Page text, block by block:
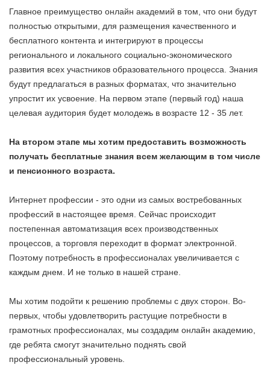
Главное преимущество онлайн академий в том, что они будут
полностью открытыми, для размещения качественного и
бесплатного контента и интегрируют в процессы
регионального и локального социально-экономического
развития всех участников образовательного процесса. Знания
будут предлагаться в разных форматах, что значительно
упростит их усвоение. На первом этапе (первый год) наша
целевая аудитория будет молодежь в возрасте 12 - 35 лет.
На втором этапе мы хотим предоставить возможность
получать бесплатные знания всем желающим в том числе
и пенсионного возраста.
Интернет профессии - это одни из самых востребованных
профессий в настоящее время. Сейчас происходит
постепенная автоматизация всех производственных
процессов, а торговля переходит в формат электронной.
Поэтому потребность в профессионалах увеличивается с
каждым днем. И не только в нашей стране.
Мы хотим подойти к решению проблемы с двух сторон. Во-
первых, чтобы удовлетворить растущие потребности в
грамотных профессионалах, мы создадим онлайн академию,
где ребята смогут значительно поднять свой
профессиональный уровень.